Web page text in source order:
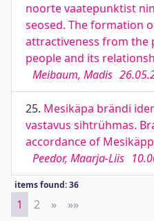
noorte vaatepunktist
seosed. The formation
attractiveness from the
people and its
Meibaum, Madis
25. Mesikäpa brändi
vastavus sihtrühmas.
accordance of
Peedor, Maarja-Liis
items found: 36
1 2 » Next
»»